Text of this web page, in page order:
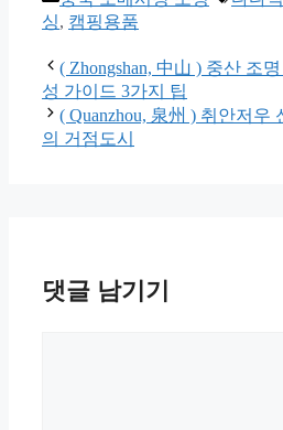
테
리
싱, 캠핑용품
( Zhongshan, 中山 ) 중산 조
성 가이드 3가지 팁
( Quanzhou, 泉州 ) 취안저우
의 거점도시
댓글 남기기